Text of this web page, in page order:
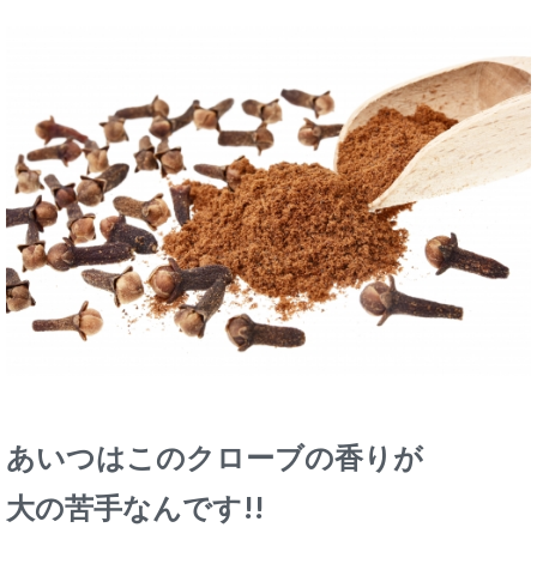
あいつはこのクローブの香りが
大の苦手なんです!!